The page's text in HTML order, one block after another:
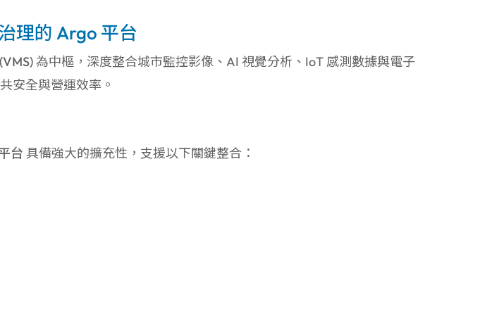
理的 Argo 平台
為中樞，深度整合城市監控影像、AI 視覺分析、IoT 感測數據與電子
安全與營運效率。
台 具備強大的擴充性，支援以下關鍵整合：